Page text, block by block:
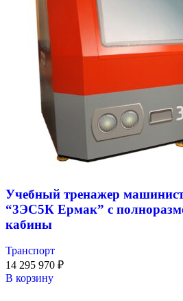
Учебный тренажер
“3ЭС5К Ермак” с
кабины
Транспорт
14 295 970 ₽
В корзину